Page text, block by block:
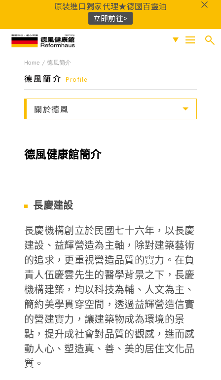
原裝進口獨家代理★德國百靈油
立即前往>
百靈油 黑種草油 鎂 Q10 酸櫻桃
魚
鐵
B群 鋅 蜂膠
Home 德風簡介
德風簡介 Profile
關於德風
德風健康館簡介
長慶建設
長慶機構創立於民國七十六年，以長慶
建設、益輝營造為主軸，除對建築藝術
的追求，更重視營造品質的實力。在負
責人伍慶雲先生的醫學背景之下，長慶
機構建築，均以科技為輔、人文為主、
簡約美學貫穿空間，透過益輝營造信實
的營建實力，讓建築物成為環境的景
點，提升成社會對品質的觀感，進而感
動人心、塑造真、善、美的居住文化品
質。
促銷專區
人氣商品
保健系列
適用族群
優質品牌
德風消息
所有訊息 營養知識 會員辦法
活動訊息
商品訊息
客服資訊
門市據點 常見問題 聯絡德風
關於我們
關於德風 人力招募
會員專區